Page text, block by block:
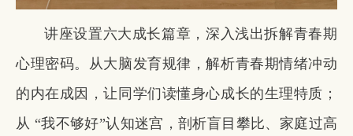
讲座设置六大成长篇章，深入浅出拆解青春期
心理密码。从大脑发育规律，解析青春期情绪冲动
的内在成因，让同学们读懂身心成长的生理特质；
从 “我不够好”认知迷宫，剖析盲目攀比、家庭过高